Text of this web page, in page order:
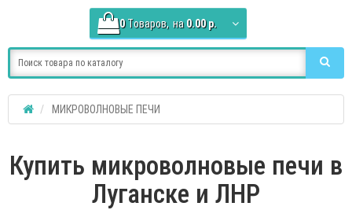
0 Tоваров, на 0.00 р.
МИКРОВОЛНОВЫЕ ПЕЧИ
Купить микроволновые печи в
Луганске и ЛНР